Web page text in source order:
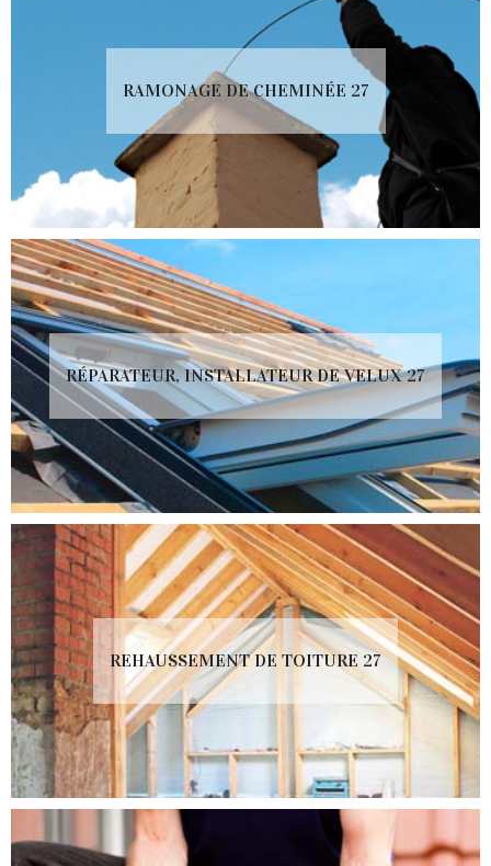
RAMONAGE DE CHEMINÉE 27
RÉPARATEUR, INSTALLATEUR DE VELUX 27
REHAUSSEMENT DE TOITURE 27